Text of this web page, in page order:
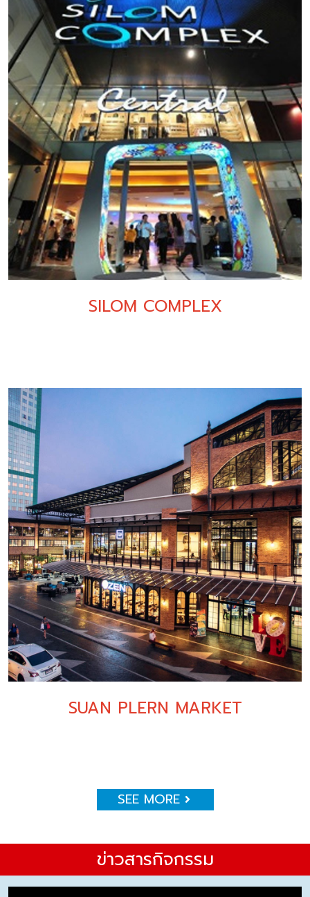
SILOM COMPLEX
SUAN PLERN MARKET
SEE MORE
ข่าวสารกิจกรรม